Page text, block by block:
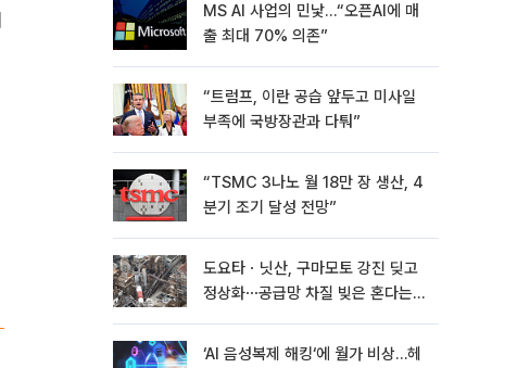
MS AI 사업의 민낯…“오픈AI에 매
출 최대 70% 의존”
“트럼프, 이란 공습 앞두고 미사일
부족에 국방장관과 다퉈”
“TSMC 3나노 월 18만 장 생산, 4
분기 조기 달성 전망”
도요타ㆍ닛산, 구마모토 강진 딪고
정상화⋯공급망 차질 빚은 혼다는
‘AI 음성복제 해킹‘에 월가 비상…헤